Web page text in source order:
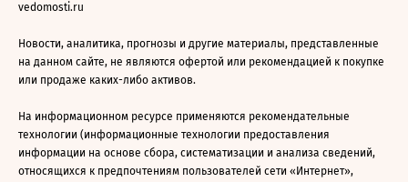
vedomosti.ru
Новости, аналитика, прогнозы и другие материалы, представленные
на данном сайте, не являются офертой или рекомендацией к покупке
или продаже каких-либо активов.
На информационном ресурсе применяются рекомендательные
технологии (информационные технологии предоставления
информации на основе сбора, систематизации и анализа сведений,
относящихся к предпочтениям пользователей сети «Интернет»,